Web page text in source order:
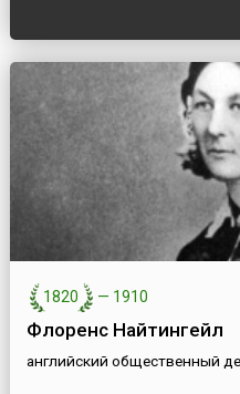
1820 — 1910
Флоренс Найтингейл
английский общественный